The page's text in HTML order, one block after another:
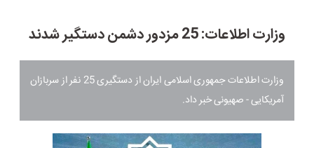
وزارت اطلاعات: 25 مزدور دشمن دستگیر شدند
وزارت اطلاعات جمهوری اسلامی ایران از دستگیری 25 نفر از سربازان
آمریکایی - صهیونی خبر داد.